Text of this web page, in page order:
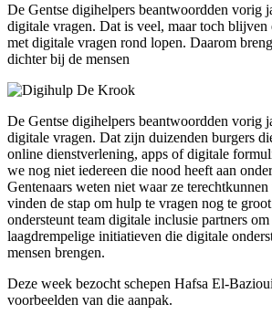
De Gentse digihelpers beantwoordden vorig
digitale vragen. Dat is veel, maar toch blijven
met digitale vragen rond lopen. Daarom
dichter bij de mensen
De Gentse digihelpers beantwoordden vorig
digitale vragen. Dat zijn duizenden burgers
online dienstverlening, apps of digitale
we nog niet iedereen die nood heeft aan
Gentenaars weten niet waar ze
vinden de stap om hulp te vragen nog te
ondersteunt team digitale inclusie partners
laagdrempelige initiatieven die digitale
mensen brengen.
Deze week bezocht schepen Hafsa El-
voorbeelden van die aanpak.